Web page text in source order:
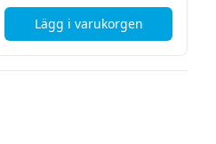
Lägg i varukorgen, Nedis Bordsfläkt -